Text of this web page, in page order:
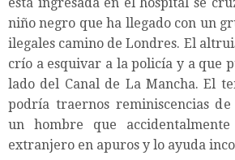
niño negro que ha llegado con un
ilegales camino de Londres. El
crío a esquivar a la policía y a que
lado del Canal de La Mancha. El
podría traernos reminiscencias
un hombre que
extranjero en apuros y lo ayuda